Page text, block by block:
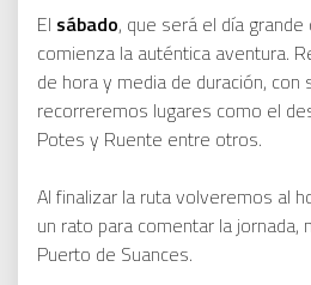
El sábado, que será el día
comienza la auténtica aventura.
de hora y media de duración, con
recorreremos lugares como el
Potes y Ruente entre otros.
Al finalizar la ruta volveremos al
un rato para comentar la jornada,
Puerto de Suances.